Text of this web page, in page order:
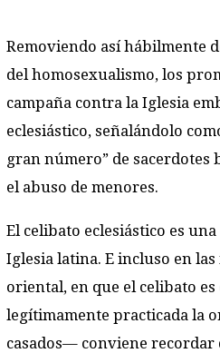
Removiendo así hábilmente
del homosexualismo, los
campaña contra la Iglesia
eclesiástico, señalándolo
gran número” de
el abuso de menores.
El celibato eclesiástico es
Iglesia latina. E incluso en
oriental, en que el celibato
legítimamente practicada la
casados— conviene recordar